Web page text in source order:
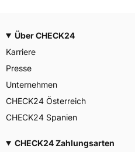
Über CHECK24
Karriere
Presse
Unternehmen
CHECK24 Österreich
CHECK24 Spanien
CHECK24 Zahlungsarten